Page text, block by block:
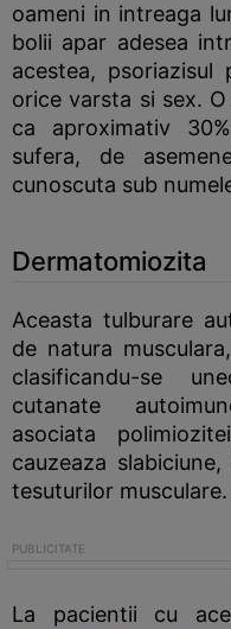
oameni in intreaga
bolii apar adesea
acestea,
orice varsta si sex.
ca aproximativ
sufera, de
cunoscuta sub
Dermatomiozita
Aceasta tulburare
de natura
clasificandu-se
cutanate
asociata
cauzeaza
tesuturilor musculare.
La pacientii cu